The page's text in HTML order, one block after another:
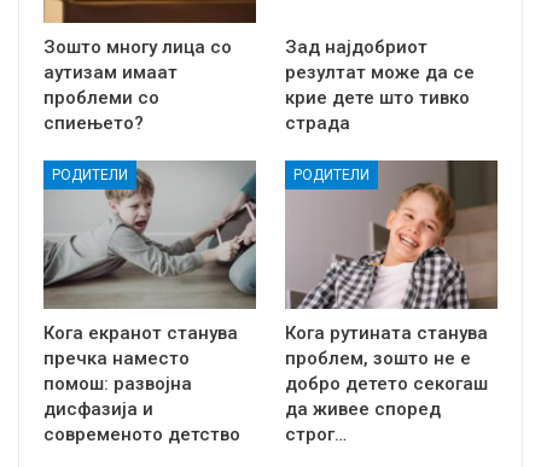
Зошто многу лица со
аутизам имаат
проблеми со
спиењето?
Зад најдобриот
резултат може да се
крие дете што тивко
страда
РОДИТЕЛИ
Кога екранот станува
пречка наместо
помош: развојна
дисфазија и
современото детство
РОДИТЕЛИ
Кога рутината станува
проблем, зошто не е
добро детето секогаш
да живее според
строг…